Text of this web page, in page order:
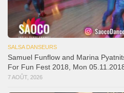
SALSA DANSEURS
Samuel Funflow and Marina
For Fun Fest 2018, Mon
7 AOÛT, 2026